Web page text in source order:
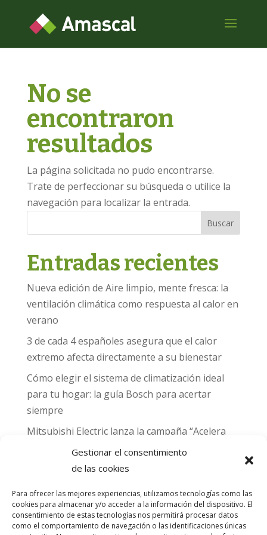
Gestionar el consentimiento
de las cookies
Para ofrecer las mejores experiencias, utilizamos tecnologías como las
cookies para almacenar y/o acceder a la información del dispositivo. El
consentimiento de estas tecnologías nos permitirá procesar datos
como el comportamiento de navegación o las identificaciones únicas
No se
encontraron
resultados
La página solicitada no pudo encontrarse.
Trate de perfeccionar su búsqueda o utilice la
navegación para localizar la entrada.
Buscar
Entradas recientes
Nueva edición de Aire limpio, mente fresca: la
ventilación climática como respuesta al calor en
verano
3 de cada 4 españoles asegura que el calor
extremo afecta directamente a su bienestar
Cómo elegir el sistema de climatización ideal
para tu hogar: la guía Bosch para acertar
siempre
Mitsubishi Electric lanza la campaña “Acelera
hacia MADRID 2026” y premia con entradas
para el Gran Premio de Fórmula 1 de Madrid
sello CO₂ Nulo: confort real, salud y
descarbonización en una sola vivienda